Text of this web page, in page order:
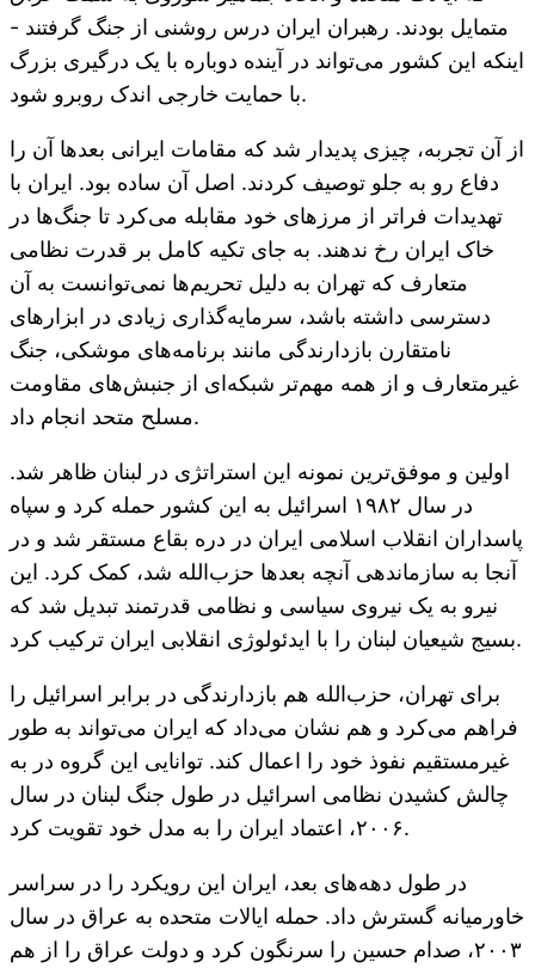
متمایل بودند. رهبران ایران درس روشنی از جنگ گرفتند -
اینکه این کشور می‌تواند در آینده دوباره با یک درگیری بزرگ
با حمایت خارجی اندک روبرو شود.
از آن تجربه، چیزی پدیدار شد که مقامات ایرانی بعدها آن را
دفاع رو به جلو توصیف کردند. اصل آن ساده بود. ایران با
تهدیدات فراتر از مرزهای خود مقابله می‌کرد تا جنگ‌ها در
خاک ایران رخ ندهند. به جای تکیه کامل بر قدرت نظامی
متعارف که تهران به دلیل تحریم‌ها نمی‌توانست به آن
دسترسی داشته باشد، سرمایه‌گذاری زیادی در ابزارهای
نامتقارن بازدارندگی مانند برنامه‌های موشکی، جنگ
غیرمتعارف و از همه مهم‌تر شبکه‌ای از جنبش‌های مقاومت
مسلح متحد انجام داد.
اولین و موفق‌ترین نمونه این استراتژی در لبنان ظاهر شد.
در سال ۱۹۸۲ اسرائیل به این کشور حمله کرد و سپاه
پاسداران انقلاب اسلامی ایران در دره بقاع مستقر شد و در
آنجا به سازماندهی آنچه بعدها حزب‌الله شد، کمک کرد. این
نیرو به یک نیروی سیاسی و نظامی قدرتمند تبدیل شد که
بسیج شیعیان لبنان را با ایدئولوژی انقلابی ایران ترکیب کرد.
برای تهران، حزب‌الله هم بازدارندگی در برابر اسرائیل را
فراهم می‌کرد و هم نشان می‌داد که ایران می‌تواند به طور
غیرمستقیم نفوذ خود را اعمال کند. توانایی این گروه در به
چالش کشیدن نظامی اسرائیل در طول جنگ لبنان در سال
۲۰۰۶، اعتماد ایران را به مدل خود تقویت کرد.
در طول دهه‌های بعد، ایران این رویکرد را در سراسر
خاورمیانه گسترش داد. حمله ایالات متحده به عراق در سال
۲۰۰۳، صدام حسین را سرنگون کرد و دولت عراق را از هم